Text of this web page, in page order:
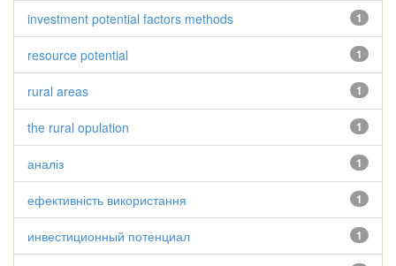
1
investment potential factors methods
1
resource potential
1
rural areas
1
the rural opulation
1
аналіз
1
ефективність використання
1
инвестиционный потенциал